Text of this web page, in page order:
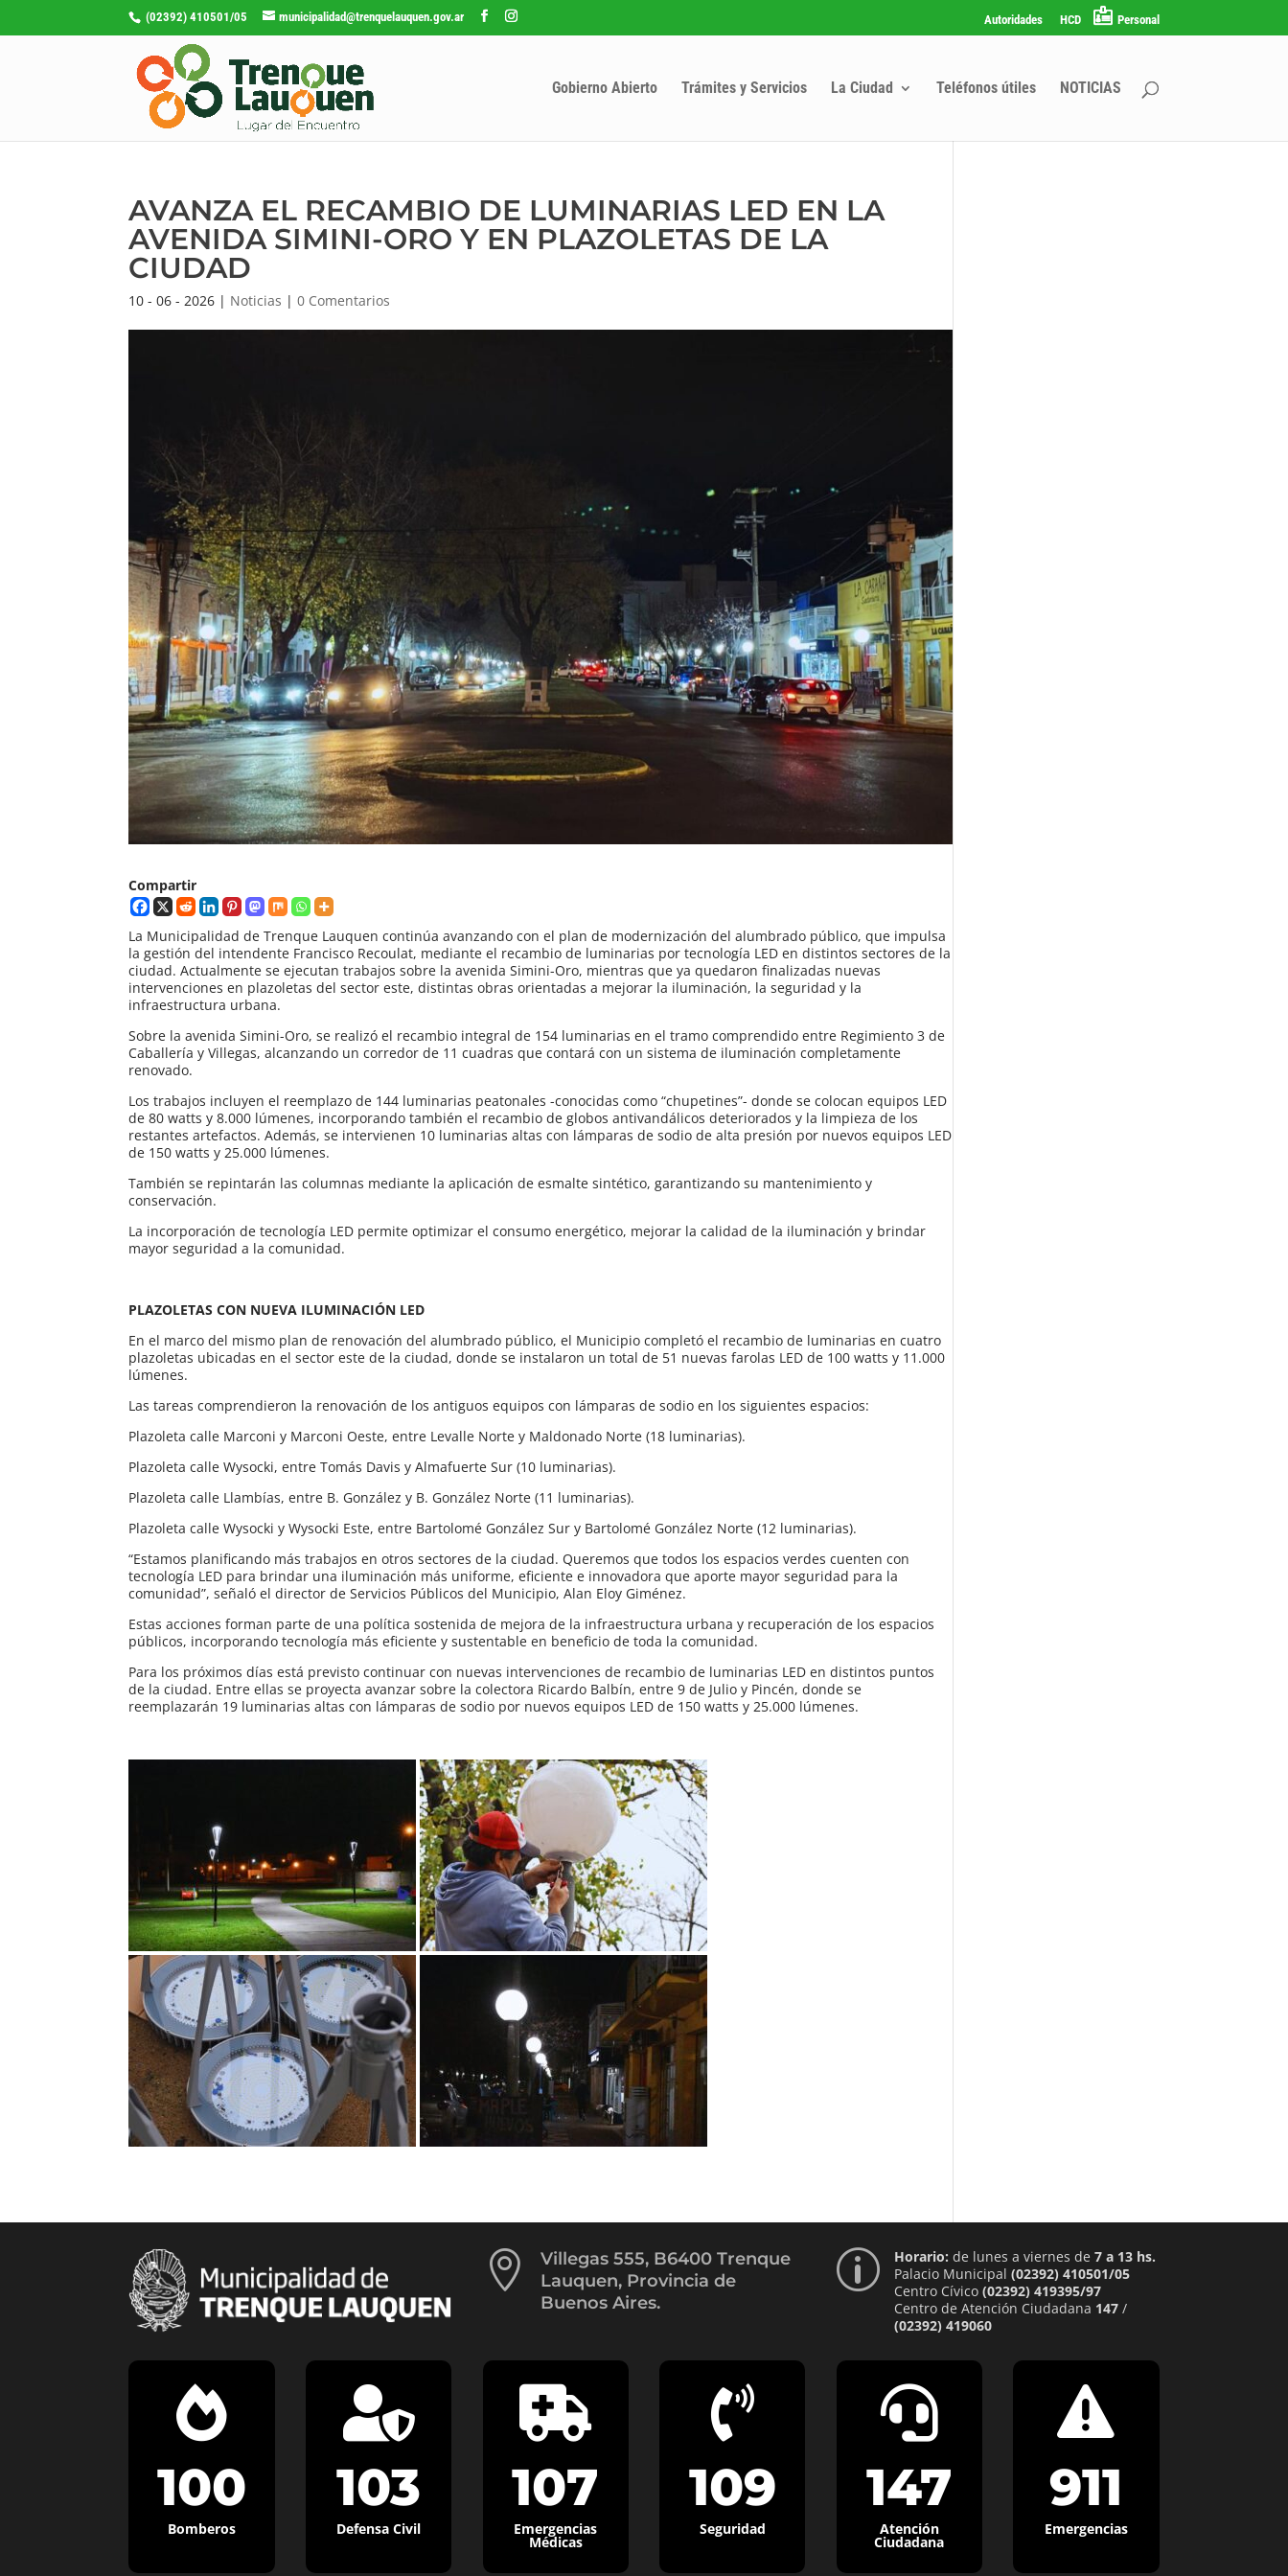
(02392) 410501/05 municipalidad@trenquelauquen.gov.ar Autoridades HCD Personal
Gobierno Abierto Trámites y Servicios La Ciudad Teléfonos útiles NOTICIAS
AVANZA EL RECAMBIO DE LUMINARIAS LED EN LA
AVENIDA SIMINI-ORO Y EN PLAZOLETAS DE LA
CIUDAD
10 - 06 - 2026 | Noticias |0 Comentarios
Compartir
La Municipalidad de Trenque Lauquen continúa avanzando con el plan de modernización del alumbrado público, que impulsa
la gestión del intendente Francisco Recoulat, mediante el recambio de luminarias por tecnología LED en distintos sectores de la
ciudad. Actualmente se ejecutan trabajos sobre la avenida Simini-Oro, mientras que ya quedaron finalizadas nuevas
intervenciones en plazoletas del sector este, distintas obras orientadas a mejorar la iluminación, la seguridad y la
infraestructura urbana.
Sobre la avenida Simini-Oro, se realizó el recambio integral de 154 luminarias en el tramo comprendido entre Regimiento 3 de
Caballería y Villegas, alcanzando un corredor de 11 cuadras que contará con un sistema de iluminación completamente
renovado.
Los trabajos incluyen el reemplazo de 144 luminarias peatonales -conocidas como “chupetines”- donde se colocan equipos LED
de 80 watts y 8.000 lúmenes, incorporando también el recambio de globos antivandálicos deteriorados y la limpieza de los
restantes artefactos. Además, se intervienen 10 luminarias altas con lámparas de sodio de alta presión por nuevos equipos LED
de 150 watts y 25.000 lúmenes.
También se repintarán las columnas mediante la aplicación de esmalte sintético, garantizando su mantenimiento y
conservación.
La incorporación de tecnología LED permite optimizar el consumo energético, mejorar la calidad de la iluminación y brindar
mayor seguridad a la comunidad.
PLAZOLETAS CON NUEVA ILUMINACIÓN LED
En el marco del mismo plan de renovación del alumbrado público, el Municipio completó el recambio de luminarias en cuatro
plazoletas ubicadas en el sector este de la ciudad, donde se instalaron un total de 51 nuevas farolas LED de 100 watts y 11.000
lúmenes.
Las tareas comprendieron la renovación de los antiguos equipos con lámparas de sodio en los siguientes espacios:
Plazoleta calle Marconi y Marconi Oeste, entre Levalle Norte y Maldonado Norte (18 luminarias).
Plazoleta calle Wysocki, entre Tomás Davis y Almafuerte Sur (10 luminarias).
Plazoleta calle Llambías, entre B. González y B. González Norte (11 luminarias).
Plazoleta calle Wysocki y Wysocki Este, entre Bartolomé González Sur y Bartolomé González Norte (12 luminarias).
“Estamos planificando más trabajos en otros sectores de la ciudad. Queremos que todos los espacios verdes cuenten con
tecnología LED para brindar una iluminación más uniforme, eficiente e innovadora que aporte mayor seguridad para la
comunidad”, señaló el director de Servicios Públicos del Municipio, Alan Eloy Giménez.
Estas acciones forman parte de una política sostenida de mejora de la infraestructura urbana y recuperación de los espacios
públicos, incorporando tecnología más eficiente y sustentable en beneficio de toda la comunidad.
Para los próximos días está previsto continuar con nuevas intervenciones de recambio de luminarias LED en distintos puntos
de la ciudad. Entre ellas se proyecta avanzar sobre la colectora Ricardo Balbín, entre 9 de Julio y Pincén, donde se
reemplazarán 19 luminarias altas con lámparas de sodio por nuevos equipos LED de 150 watts y 25.000 lúmenes.

Villegas 555, B6400 Trenque
Lauquen, Provincia de
Buenos Aires.
p Horario: de lunes a viernes de 7 a 13 hs.
Palacio Municipal (02392) 410501/05
Centro Cívico (02392) 419395/97
Centro de Atención Ciudadana 147/
(02392) 419060

100
Bomberos

103
Defensa Civil

107
Emergencias
Médicas

109
Seguridad

147
Atención
Ciudadana

911
Emergencias